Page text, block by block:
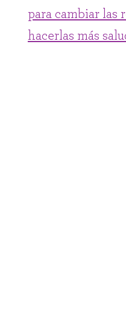
para cambiar las
hacerlas más